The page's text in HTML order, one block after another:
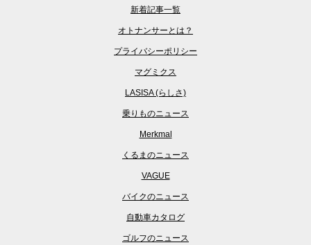
新着記事一覧
オトナンサーとは？
プライバシーポリシー
マグミクス
LASISA (らしさ)
乗りものニュース
Merkmal
くるまのニュース
VAGUE
バイクのニュース
自動車カタログ
ゴルフのニュース